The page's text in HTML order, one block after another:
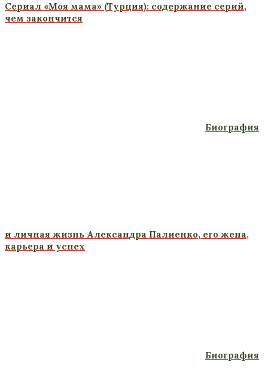
Сериал «Моя мама» (Турция): содержание серий,
чем закончится
Биография
и личная жизнь Александра Палиенко, его жена,
карьера и успех
Биография